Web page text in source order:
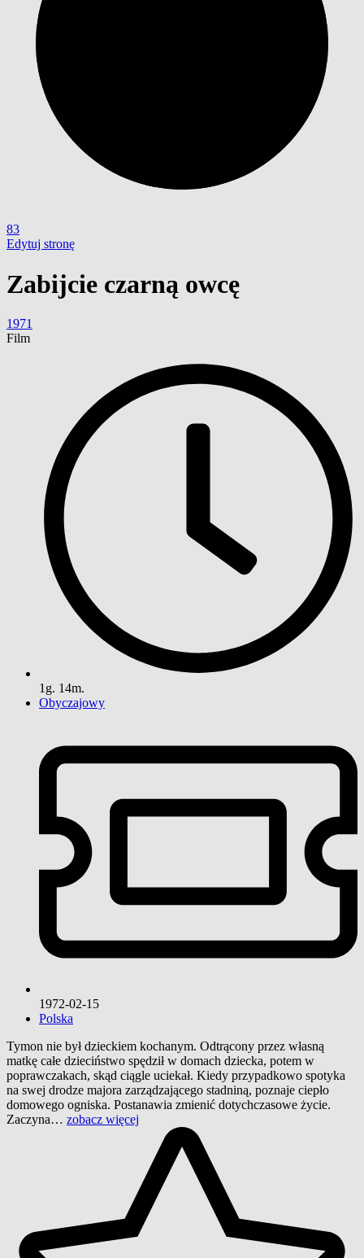
83
Edytuj stronę
Zabijcie czarną owcę
1971
Film
1g. 14m.
Obyczajowy
1972-02-15
Polska
Tymon nie był dzieckiem kochanym. Odtrącony przez własną
matkę całe dzieciństwo spędził w domach dziecka, potem w
poprawczakach, skąd ciągle uciekał. Kiedy przypadkowo spotyka
na swej drodze majora zarządzającego stadniną, poznaje ciepło
domowego ogniska. Postanawia zmienić dotychczasowe życie.
Zaczyna… zobacz więcej